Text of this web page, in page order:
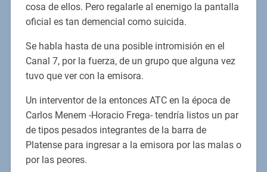
cosa de ellos. Pero regalarle al enemigo la pantalla
oficial es tan demencial como suicida.
Se habla hasta de una posible intromisión en el
Canal 7, por la fuerza, de un grupo que alguna vez
tuvo que ver con la emisora.
Un interventor de la entonces ATC en la época de
Carlos Menem -Horacio Frega- tendría listos un par
de tipos pesados integrantes de la barra de
Platense para ingresar a la emisora por las malas o
por las peores.